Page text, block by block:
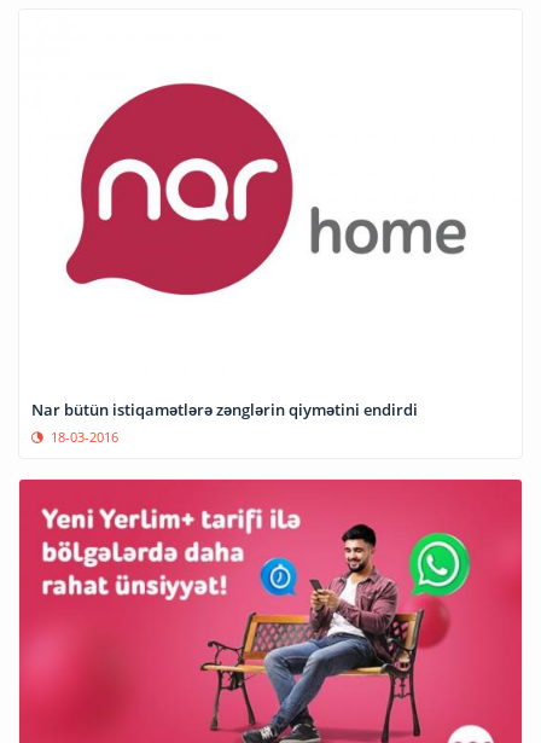
Nar bütün istiqamətlərə zənglərin qiymətini endirdi
18-03-2016